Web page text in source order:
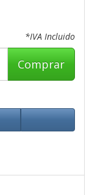
*IVA Incluido
Comprar